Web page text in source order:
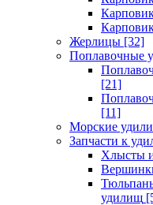
Жерлицы [32]
Поплавочные
[21]
[11]
Морские
Запчасти к
Хлысты
удилищ